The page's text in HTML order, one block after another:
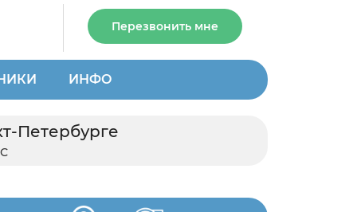
Перезвонить мне
ИНФО
Петербурге